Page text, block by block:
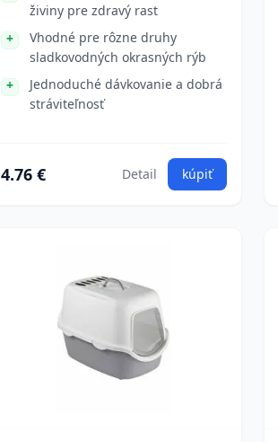
živiny pre zdravý rast
Vhodné pre rôzne druhy
sladkovodných okrasných rýb
Jednoduché dávkovanie a dobrá
stráviteľnosť
4.76 € Detail kúpiť